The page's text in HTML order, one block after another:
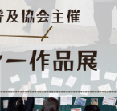
お問い合わせ
ログイン